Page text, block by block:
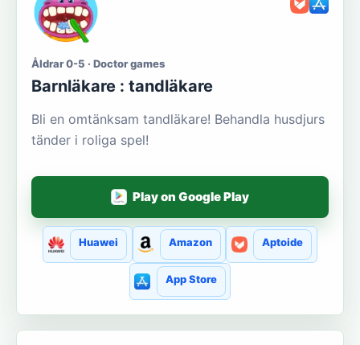
Åldrar 0-5 · Doctor games
Barnläkare : tandläkare
Bli en omtänksam tandläkare! Behandla husdjurs
tänder i roliga spel!
Play on Google Play
Huawei Amazon Aptoide
App Store